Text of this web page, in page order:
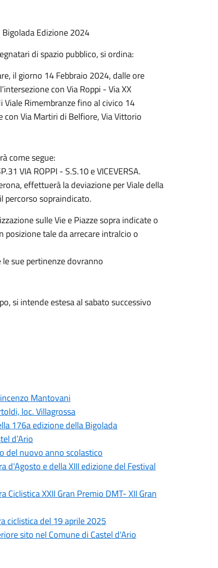
Edizione 2024
di spazio pubblico, si ordina:
il giorno 14 Febbraio 2024, dalle ore
con Via Roppi - Via XX
Viale Rimembranze fino al civico 14
con Via Martiri di Belfiore, Via Vittorio
come segue:
VIA ROPPI - S.S.10 e VICEVERSA.
effettuerà la deviazione per Viale della
percorso sopraindicato.
sulle Vie e Piazze sopra indicate o
posizione tale da arrecare intralcio o
sue pertinenze dovranno
si intende estesa al sabato successivo
Mantovani
loc. Villagrossa
176a edizione della Bigolada
d’Ario
del nuovo anno scolastico
d'Agosto e della XIII edizione del Festival
XXII Gran Premio DMT- XII Gran
ciclistica del 19 aprile 2025
sito nel Comune di Castel d'Ario